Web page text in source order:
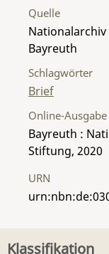
Quelle
Bayreuth
Schlagwörter
Brief
Online-Ausgabe
Bayreuth :
Stiftung, 2020
URN
Klassifikation